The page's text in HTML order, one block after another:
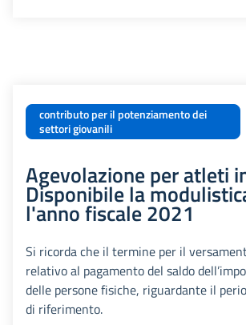
contributo per il potenziamento dei
settori giovanili
Agevolazione per atleti
Disponibile la
l'anno fiscale 2021
Si ricorda che il termine per il
relativo al pagamento del saldo
delle persone fisiche, riguardante il
di riferimento.